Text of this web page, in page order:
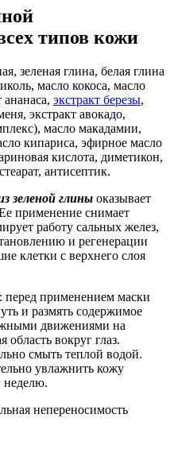
типов кожи
зеленая глина, белая глина
масло кокоса, масло
экстракт березы,
экстракт авокадо,
масло макадамии,
кипариса, эфирное масло
кислота, диметикон,
антисептик.
зеленой глины оказывает
применение снимает
работу сальных желез,
и регенерации
клетки с верхнего слоя
: перед применением маски
и размять содержимое
движениями на
вокруг глаз.
смыть теплой водой.
увлажнить кожу
неделю.
непереносимость